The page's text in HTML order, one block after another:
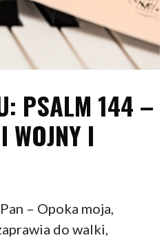
PSALM 144 –
WOJNY I
– Opoka moja,
do walki,